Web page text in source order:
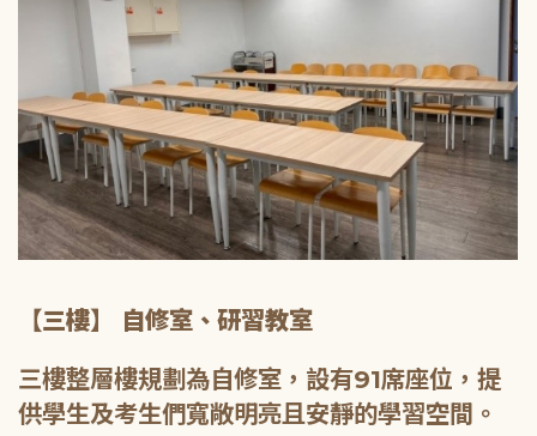
【三樓】 自修室、研習教室
三樓整層樓規劃為自修室，設有91席座位，提
供學生及考生們寬敞明亮且安靜的學習空間。